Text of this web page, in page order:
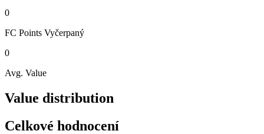
0
FC Points Vyčerpaný
0
Avg. Value
Value distribution
Celkové hodnocení